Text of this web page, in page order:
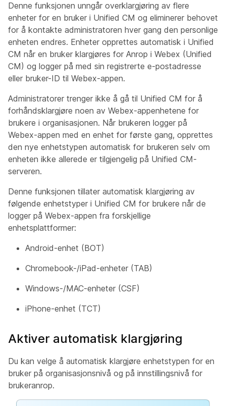
Denne funksjonen unngår overklargjøring av flere
enheter for en bruker i Unified CM og eliminerer behovet
for å kontakte administratoren hver gang den personlige
enheten endres. Enheter opprettes automatisk i Unified
CM når en bruker klargjøres for Anrop i Webex (Unified
CM) og logger på med sin registrerte e-postadresse
eller bruker-ID til Webex-appen.
Administratorer trenger ikke å gå til Unified CM for å
forhåndsklargjøre noen av Webex-appenhetene for
brukere i organisasjonen. Når brukeren logger på
Webex-appen med en enhet for første gang, opprettes
den nye enhetstypen automatisk for brukeren selv om
enheten ikke allerede er tilgjengelig på Unified CM-
serveren.
Denne funksjonen tillater automatisk klargjøring av
følgende enhetstyper i Unified CM for brukere når de
logger på Webex-appen fra forskjellige
enhetsplattformer:
Android-enhet (BOT)
Chromebook-/iPad-enheter (TAB)
Windows-/MAC-enheter (CSF)
iPhone-enhet (TCT)
Aktiver automatisk klargjøring
Du kan velge å automatisk klargjøre enhetstypen for en
bruker på organisasjonsnivå og på innstillingsnivå for
brukeranrop.